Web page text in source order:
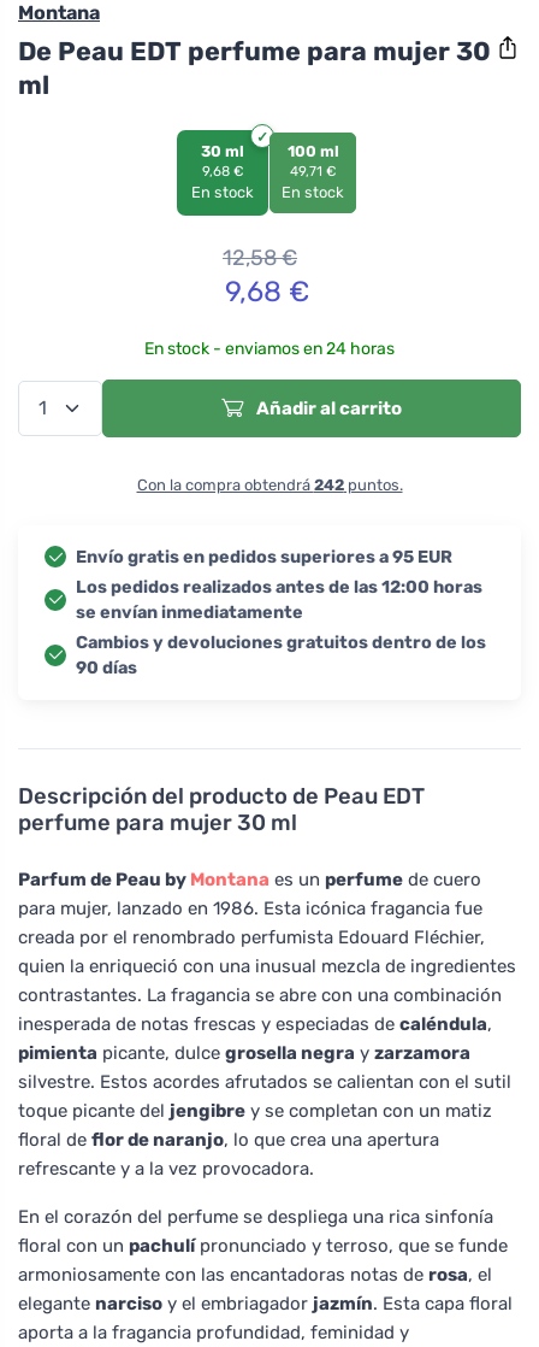
Descripción del producto de Peau EDT
perfume para mujer 30 ml
Parfum de Peau by Montana es un perfume de cuero
para mujer, lanzado en 1986. Esta icónica fragancia fue
creada por el renombrado perfumista Edouard Fléchier,
quien la enriqueció con una inusual mezcla de ingredientes
contrastantes. La fragancia se abre con una combinación
inesperada de notas frescas y especiadas de caléndula,
pimienta picante, dulce grosella negra y zarzamora
silvestre. Estos acordes afrutados se calientan con el sutil
toque picante del jengibre y se completan con un matiz
floral de flor de naranjo, lo que crea una apertura
refrescante y a la vez provocadora.
En el corazón del perfume se despliega una rica sinfonía
floral con un pachulípronunciado y terroso, que se funde
armoniosamente con las encantadoras notas de rosa, el
elegante narciso y el embriagador jazmín. Esta capa floral
aporta a la fragancia profundidad, feminidad y
Montana
De Peau EDT perfume para mujer 30
ml
30 ml
9,68 €
En stock
100 ml
49,71 €
En stock
12,58€
9,68 €
En stock - enviamos en 24 horas
Añadir al carrito
Con la compra obtendrá 242puntos.
Envío gratis en pedidos superiores a 95 EUR
Los pedidos realizados antes de las 12:00 horas
se envían inmediatamente
Cambios y devoluciones gratuitos dentro de los
90 días